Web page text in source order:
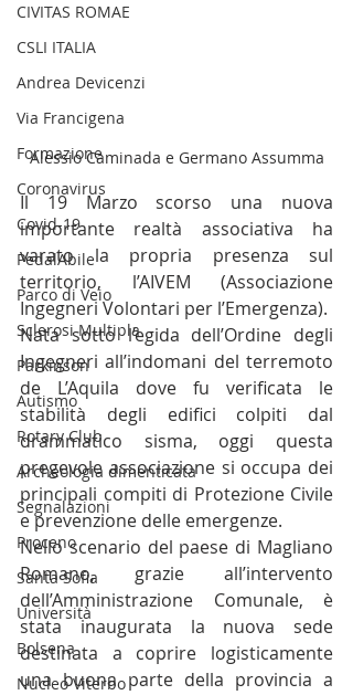
CIVITAS ROMAE
CSLI ITALIA
Andrea Devicenzi
Via Francigena
Formazione
Coronavirus
Covid-19
PedalAbile
Parco di Veio
Sclerosi Multipla
Parkinson
Autismo
Rotary Club
Archeologia dimenticata
Segnalazioni
Proceno
Santa Sofia
Università
Bolsena
Nucleo Viterbo
Alessio Caminada e Germano Assumma
Il 19 Marzo scorso una nuova
importante realtà associativa ha
varato la propria presenza sul
territorio, l’AIVEM (Associazione
Ingegneri Volontari per l’Emergenza).
Nata sotto l’egida dell’Ordine degli
Ingegneri all’indomani del terremoto
de L’Aquila dove fu verificata le
stabilità degli edifici colpiti dal
drammatico sisma, oggi questa
pregevole associazione si occupa dei
principali compiti di Protezione Civile
e prevenzione delle emergenze.
Nello scenario del paese di Magliano
Romano, grazie all’intervento
dell’Amministrazione Comunale, è
stata inaugurata la nuova sede
destinata a coprire logisticamente
una buona parte della provincia a